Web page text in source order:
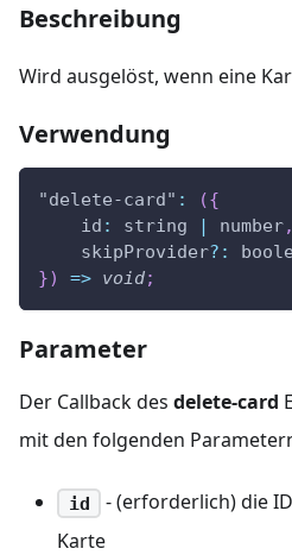
Beschreibung
Wird ausgelöst, wenn eine
Verwendung
"delete-card" : ({
id : string | number,
    skipProvider
? :
}) => void;
Parameter
Der Callback des delete-card
mit den folgenden
id
- (erforderlich) die
Karte